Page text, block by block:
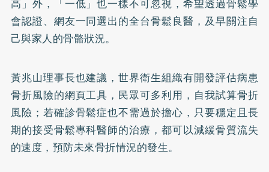
高」外，「一低」也一樣不可忽視，希望透過骨鬆學
會認證、網友一同選出的全台骨鬆良醫，及早關注自
己與家人的骨骼狀況。
黃兆山理事長也建議，世界衛生組織有開發評估病患
骨折風險的網頁工具，民眾可多利用，自我試算骨折
風險；若確診骨鬆症也不需過於擔心，只要穩定且長
期的接受骨鬆專科醫師的治療，都可以減緩骨質流失
的速度，預防未來骨折情況的發生。